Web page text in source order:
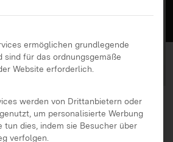
der Service-Gruppen, für die eine
ermöglichen grundlegende
sind für das ordnungsgemäße
Website erforderlich.
werden von Drittanbietern oder
um personalisierte Werbung
tun dies, indem sie Besucher über
verfolgen.